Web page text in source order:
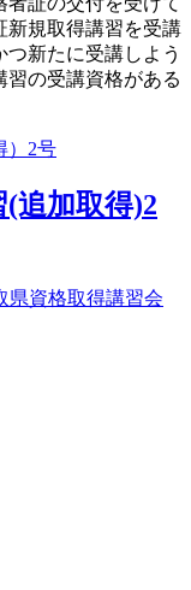
新規取得講習を受講
新たに受講しよう
習の受講資格がある
追加取得)2
県資格取得講習会